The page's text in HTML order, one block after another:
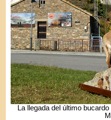
La llegada del último